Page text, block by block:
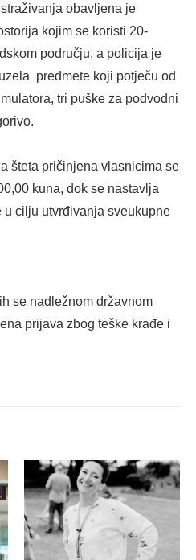
obavljena je
kojim se koristi 20-
području, a policija je
predmete koji potječu od
tri puške za podvodni
šteta pričinjena vlasnicima se
kuna, dok se nastavlja
cilju utvrđivanja sveukupne
se nadležnom državnom
prijava zbog teške krađe i